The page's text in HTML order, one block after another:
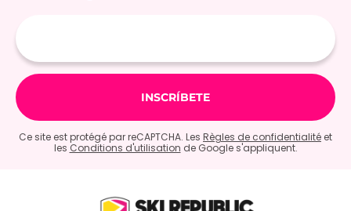
Ce site est protégé par reCAPTCHA. Les Règles de confidentialité et
les Conditions d'utilisation de Google s'appliquent.